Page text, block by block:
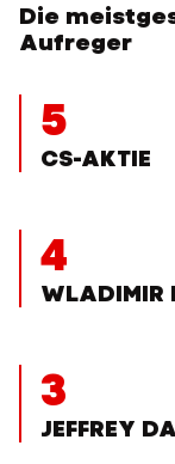
Die
Aufreger
5
CS-AKTIE
4
WLADIMIR
3
JEFFREY